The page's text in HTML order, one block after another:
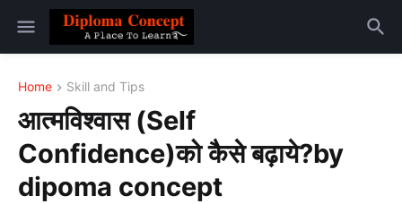
Home Skill and Tips
आत्मविश्वास (Self
Confidence)को कैसे बढ़ाये?by
dipoma concept